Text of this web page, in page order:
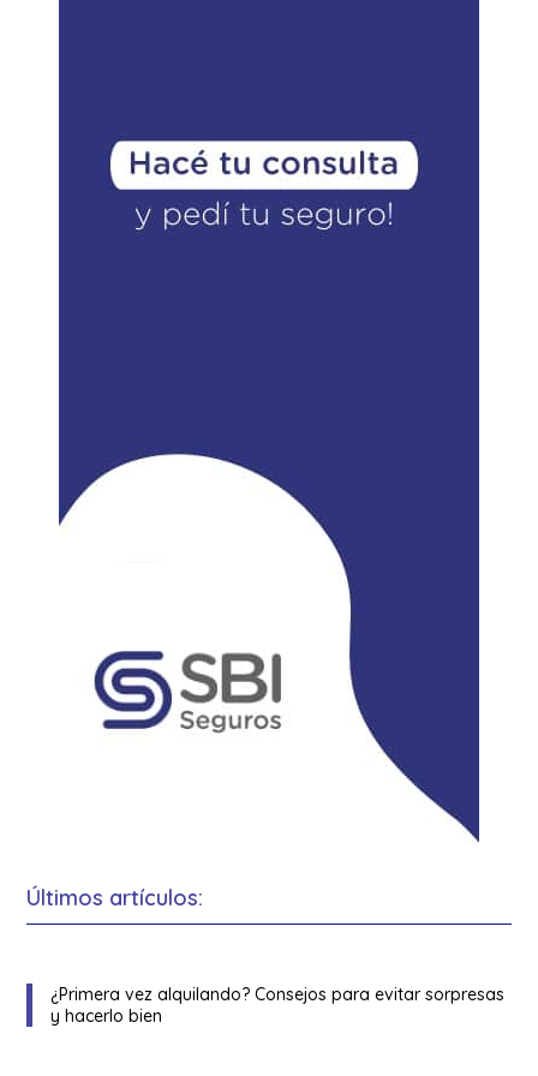
Últimos artículos:
¿Primera vez alquilando? Consejos para evitar sorpresas
y hacerlo bien